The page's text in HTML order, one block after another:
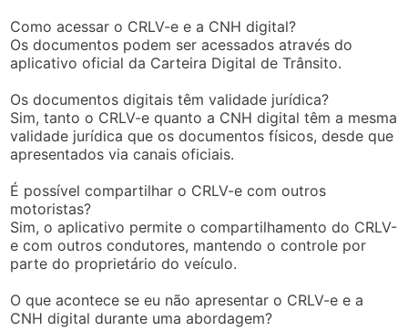
Como acessar o CRLV-e e a CNH digital?
Os documentos podem ser acessados através do
aplicativo oficial da Carteira Digital de Trânsito.
Os documentos digitais têm validade jurídica?
Sim, tanto o CRLV-e quanto a CNH digital têm a mesma
validade jurídica que os documentos físicos, desde que
apresentados via canais oficiais.
É possível compartilhar o CRLV-e com outros
motoristas?
Sim, o aplicativo permite o compartilhamento do CRLV-
e com outros condutores, mantendo o controle por
parte do proprietário do veículo.
O que acontece se eu não apresentar o CRLV-e e a
CNH digital durante uma abordagem?